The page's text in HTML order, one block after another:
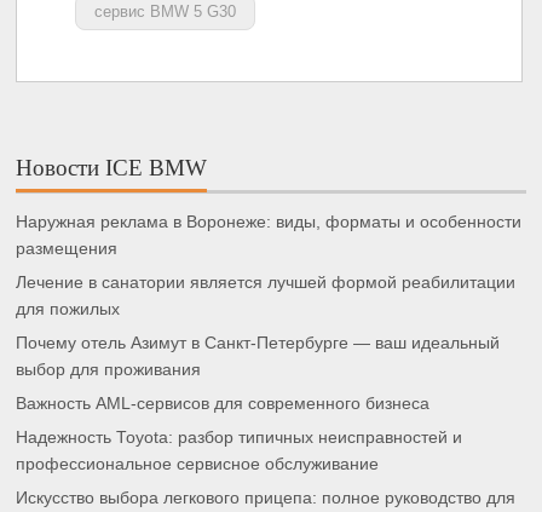
сервис BMW 5 G30
Новости ICE BMW
Наружная реклама в Воронеже: виды, форматы и особенности
размещения
Лечение в санатории является лучшей формой реабилитации
для пожилых
Почему отель Азимут в Санкт-Петербурге — ваш идеальный
выбор для проживания
Важность AML-сервисов для современного бизнеса
Надежность Toyota: разбор типичных неисправностей и
профессиональное сервисное обслуживание
Искусство выбора легкового прицепа: полное руководство для